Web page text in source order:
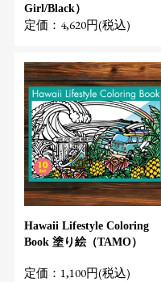
Girl/Black）
定価：4,620円(税込)
Hawaii Lifestyle Coloring
Book 塗り絵（TAMO）
定価：1,100円(税込)